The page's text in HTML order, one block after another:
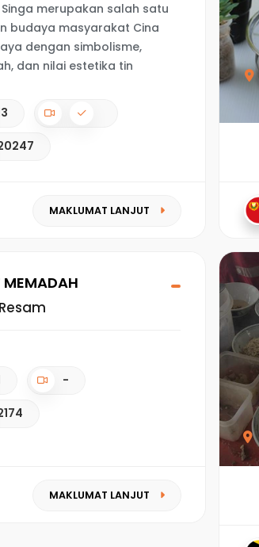
merupakan salah satu
budaya masyarakat Cina
dengan simbolisme,
dan nilai estetika tin
MAKLUMAT LANJUT
-
MAKLUMAT LANJUT